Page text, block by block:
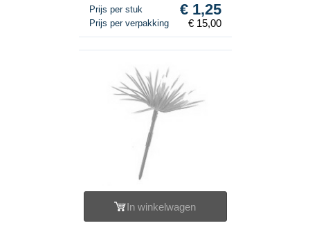
Prijs per stuk € 1,25
Prijs per verpakking € 15,00
In winkelwagen